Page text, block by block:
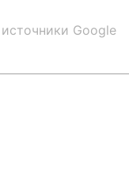
Google